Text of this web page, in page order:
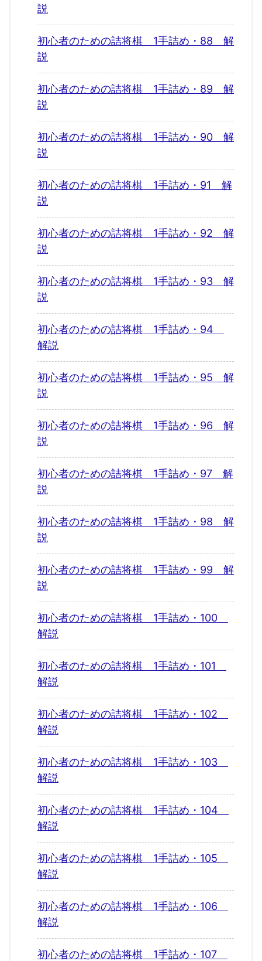
説
初心者のための詰将棋 1手詰め・88 解
説
初心者のための詰将棋 1手詰め・89 解
説
初心者のための詰将棋 1手詰め・90 解
説
初心者のための詰将棋 1手詰め・91 解
説
初心者のための詰将棋 1手詰め・92 解
説
初心者のための詰将棋 1手詰め・93 解
説
初心者のための詰将棋 1手詰め・94
解説
初心者のための詰将棋 1手詰め・95 解
説
初心者のための詰将棋 1手詰め・96 解
説
初心者のための詰将棋 1手詰め・97 解
説
初心者のための詰将棋 1手詰め・98 解
説
初心者のための詰将棋 1手詰め・99 解
説
初心者のための詰将棋 1手詰め・100
解説
初心者のための詰将棋 1手詰め・101
解説
初心者のための詰将棋 1手詰め・102
解説
初心者のための詰将棋 1手詰め・103
解説
初心者のための詰将棋 1手詰め・104
解説
初心者のための詰将棋 1手詰め・105
解説
初心者のための詰将棋 1手詰め・106
解説
初心者のための詰将棋 1手詰め・107